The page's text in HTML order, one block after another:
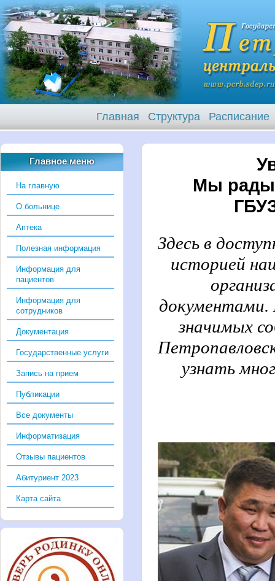
Главная Структура Расписание
Главное меню
На главную
О больнице
Аптека
Полезная информация
Информация для
пациентов
Информация для
сотрудников
Документация
Государственные услуги
Запись на прием
Публикации
Все документы
Информатизация
Отзывы пациентов
Абитуриент 2023
Карта сайта
Мы рады
Здесь в
историей
документами.
значимых
узнать